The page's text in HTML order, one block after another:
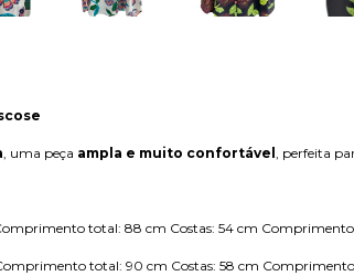
, uma peça ampla e muito confortável , perfeita
total: 88 cm Costas: 54 cm
total: 90 cm Costas: 58 cm